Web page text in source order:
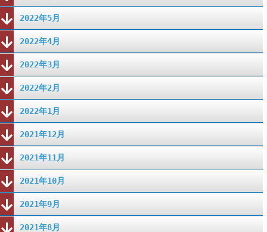
2022年5月
2022年4月
2022年3月
2022年2月
2022年1月
2021年12月
2021年11月
2021年10月
2021年9月
2021年8月